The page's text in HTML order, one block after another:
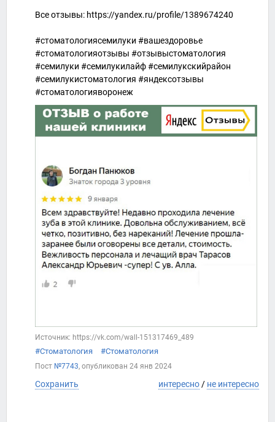
Все отзывы: https://yandex.ru/profile/1389674240
#стоматологиясемилуки #вашездоровье
#стоматологияотзывы #отзывыстоматология
#семилуки #семилукилайф #семилукскийрайон
#семилукистоматология #яндексотзывы
#стоматологияворонеж
Источник: https://vk.com/wall-151317469_489
#Стоматология #Стоматология
Пост №7743, опубликован 24 янв 2024
Сохранить интересно/ не интересно